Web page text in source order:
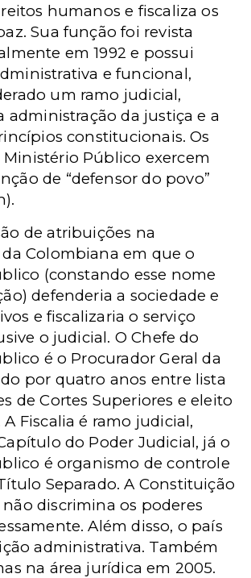
humanos e fiscaliza os
Sua função foi revista
em 1992 e possui
e funcional,
um ramo judicial,
administração da justiça e a
constitucionais. Os
Público exercem
de “defensor do povo”
de atribuições na
Colombiana em que o
(constando esse nome
defenderia a sociedade e
e fiscalizaria o serviço
o judicial. O Chefe do
é o Procurador Geral da
por quatro anos entre lista
de Cortes Superiores e eleito
Fiscalia é ramo judicial,
do Poder Judicial, já o
é organismo de controle
Separado. AConstituição
discrimina os poderes
Além disso, o país
administrativa. Também
na área jurídica em 2005.